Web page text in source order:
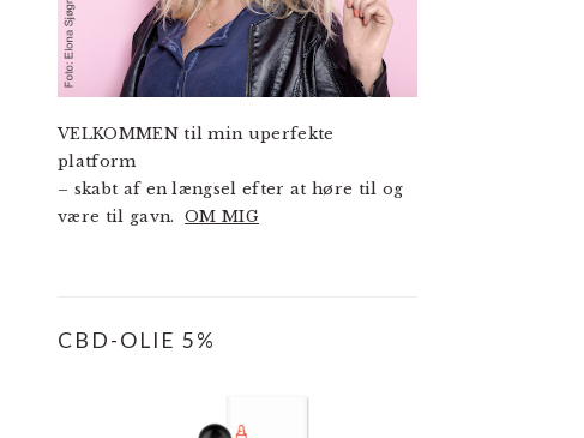
VELKOMMEN til min uperfekte
platform
– skabt af en længsel efter at høre til og
være til gavn.OM MIG
CBD-OLIE 5%